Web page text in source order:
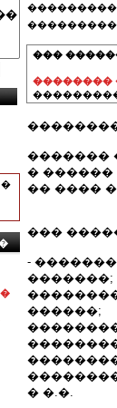
���
��������
�������
�
�� ����
���
-
�������;
������;
� �.�.